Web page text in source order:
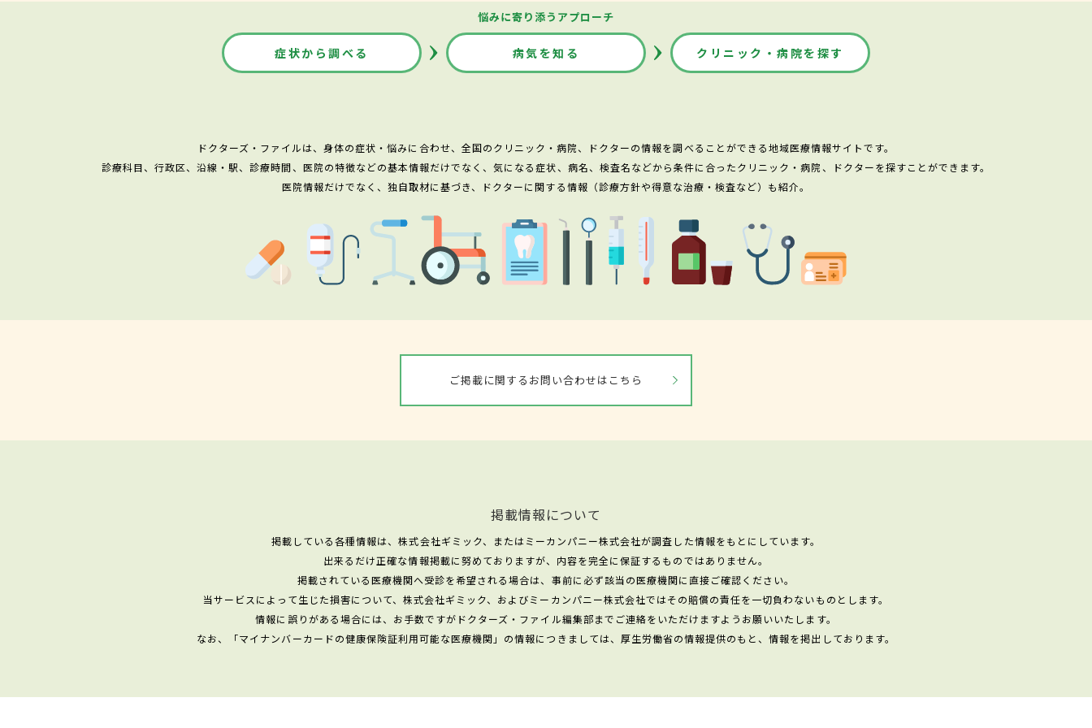
悩みに寄り添うアプローチ
症状から調べる 病気を知る クリニック・病院を探す
ドクターズ・ファイルは、身体の症状・悩みに合わせ、全国のクリニック・病院、ドクターの情報を調べることができる地域医療情報サイトです。
診療科目、行政区、沿線・駅、診療時間、医院の特徴などの基本情報だけでなく、気になる症状、病名、検査名などから条件に合ったクリニック・病院、ドクターを探すことができます。
医院情報だけでなく、独自取材に基づき、ドクターに関する情報（診療方針や得意な治療・検査など）も紹介。
ご掲載に関するお問い合わせはこちら
掲載情報について
掲載している各種情報は、株式会社ギミック、またはミーカンパニー株式会社が調査した情報をもとにしています。
出来るだけ正確な情報掲載に努めておりますが、内容を完全に保証するものではありません。
掲載されている医療機関へ受診を希望される場合は、事前に必ず該当の医療機関に直接ご確認ください。
当サービスによって生じた損害について、株式会社ギミック、およびミーカンパニー株式会社ではその賠償の責任を一切負わないものとします。
情報に誤りがある場合には、お手数ですがドクターズ・ファイル編集部までご連絡をいただけますようお願いいたします。
なお、「マイナンバーカードの健康保険証利用可能な医療機関」の情報につきましては、厚生労働省の情報提供のもと、情報を掲出しております。